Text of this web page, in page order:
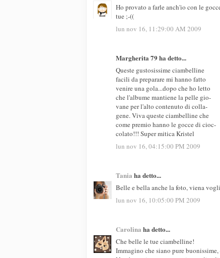
Ho provato a farle anch'io con le
tue ;-((
lun nov 16, 11:29:00 AM 2009
Margherita 79 ha detto...
Queste gustosissime ciambelline
facili da preparare mi hanno fatto
venire una gola...dopo che ho letto
che l'albume mantiene la pelle gio-
vane per l'alto contenuto di colla-
gene. Viva queste ciambelline che
come premio hanno le gocce di cioc-
colato!!! Super mitica Kristel
lun nov 16, 04:15:00 PM 2009
Tania ha detto...
Belle e bella anche la foto, viena
lun nov 16, 10:05:00 PM 2009
Carolina ha detto...
Che belle le tue ciambelline!
Immagino che siano pure buonissime,